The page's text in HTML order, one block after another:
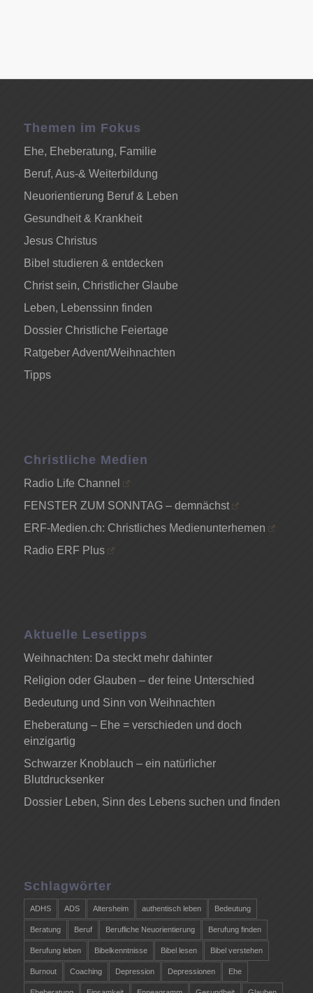
Themen im Fokus
Ehe, Eheberatung, Familie
Beruf, Aus-& Weiterbildung
Neuorientierung Beruf & Leben
Gesundheit & Krankheit
Jesus Christus
Bibel studieren & entdecken
Christ sein, Christlicher Glaube
Leben, Lebenssinn finden
Dossier Christliche Feiertage
Ratgeber Advent/Weihnachten
Tipps
Christliche Medien
Radio Life Channel
FENSTER ZUM SONNTAG – demnächst
ERF-Medien.ch: Christliches Medienunterhemen
Radio ERF Plus
Aktuelle Lesetipps
Weihnachten: Da steckt mehr dahinter
Religion oder Glauben – der feine Unterschied
Bedeutung und Sinn von Weihnachten
Eheberatung – Ehe = verschieden und doch
einzigartig
Schwarzer Knoblauch – ein natürlicher
Blutdrucksenker
Dossier Leben, Sinn des Lebens suchen und finden
Schlagwörter
ADHS ADS Altersheim authentisch leben Bedeutung
Beratung Beruf Berufliche Neuorientierung Berufung finden
Berufung leben Bibelkenntnisse Bibel lesen Bibel verstehen
Burnout Coaching Depression Depressionen Ehe